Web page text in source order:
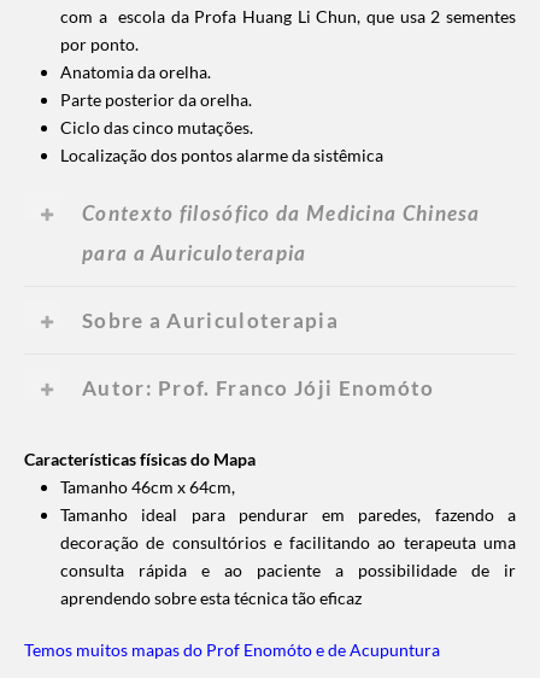
com a escola da Profa Huang Li Chun, que usa 2 sementes
por ponto.
Anatomia da orelha.
Parte posterior da orelha.
Ciclo das cinco mutações.
Localização dos pontos alarme da sistêmica
Contexto filosófico da Medicina Chinesa
para a Auriculoterapia
Sobre a Auriculoterapia
Autor: Prof. Franco Jóji Enomóto
Características físicas do Mapa
Tamanho 46cm x 64cm,
Tamanho ideal para pendurar em paredes, fazendo a
decoração de consultórios e facilitando ao terapeuta uma
consulta rápida e ao paciente a possibilidade de ir
aprendendo sobre esta técnica tão eficaz
Temos muitos mapas do Prof Enomóto e de Acupuntura